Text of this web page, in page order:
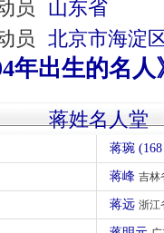
员 山东省
员 北京市海淀
年出生的名人
蒋姓名人堂
蒋琬
蒋峰 吉林
蒋远 浙江